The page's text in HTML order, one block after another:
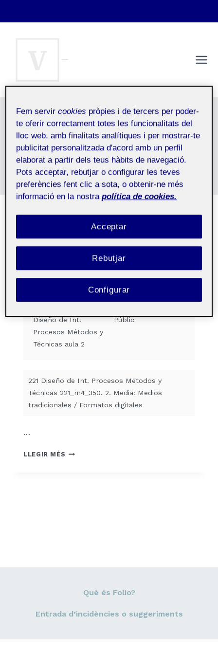
2. Media: Medios tradicionales /
Formatos digitales
Inici / 2. Media: Medios tradicionales / Formatos digitales
2. Media: Medios tradicionales / Formatos digitales
DISSENY D'INTERACCIÓ
Diari ARA, suport web:
Wireframe
Víctor del Pino Egea 16 novembre, 2022
Diseño de Int.
Procesos Métodos y
Técnicas aula 2
Públic
221 Diseño de Int. Procesos Métodos y
Técnicas 221_m4_350. 2. Media: Medios
tradicionales / Formatos digitales
…
LLEGIR MÉS DIARI
Què és Folio?
Entrada d’incidències o suggeriments
Fem servircookies pròpies i de tercers per poder-
te oferir correctament totes les funcionalitats del
lloc web, amb finalitats analítiques i per mostrar-te
publicitat personalitzada d'acord amb un perfil
elaborat a partir dels teus hàbits de navegació.
Pots acceptar, rebutjar o configurar les teves
preferències fent clic a sota, o obtenir-ne més
informació en la nostra política de cookies.
Rebutjar
Acceptar
Configurar